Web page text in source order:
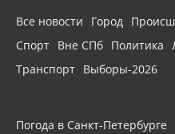
Все новости Город
Спорт Вне СПб Политика
Транспорт Выборы-2026
Погода в Санкт-Петербурге